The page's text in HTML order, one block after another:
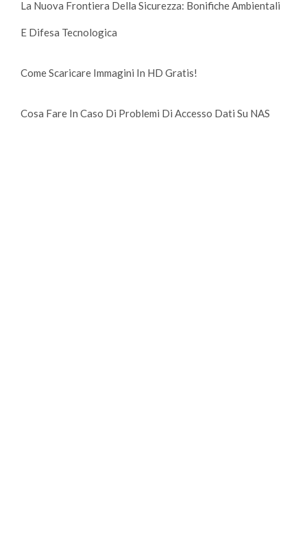
La Nuova Frontiera Della Sicurezza: Bonifiche Ambientali
E Difesa Tecnologica
Come Scaricare Immagini In HD Gratis!
Cosa Fare In Caso Di Problemi Di Accesso Dati Su NAS